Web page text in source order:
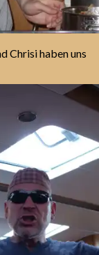
Chrisi haben uns